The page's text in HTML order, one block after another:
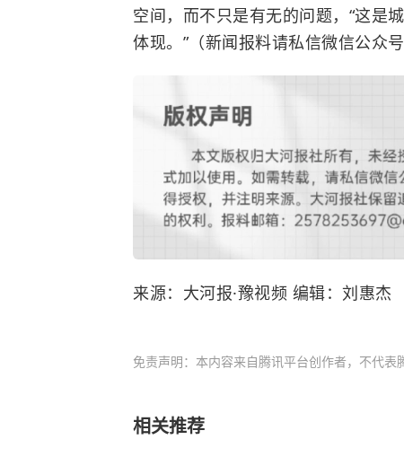
空间，而不只是有无的问题，“这是
体现。”（新闻报料请私信微信公众号
来源：大河报·豫视频 编辑：刘惠杰
免责声明：本内容来自腾讯平台创作者，不代表
相关推荐